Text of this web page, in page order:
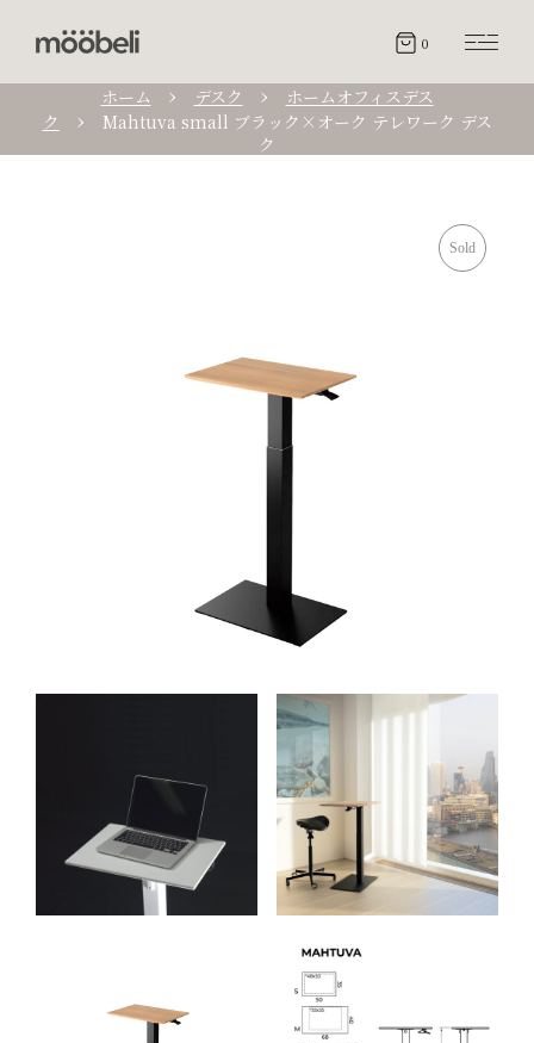
0
ホーム デスク
ホームオフィスデス
ク
Mahtuva small ブラック×オーク テレワーク デス
ク
Sold